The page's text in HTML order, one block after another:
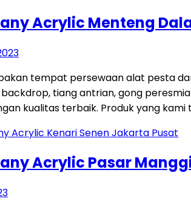
Acrylic Menteng
tempat persewaan alat pesta
tiang antrian, gong
kualitas terbaik. Produk yang kami
Acrylic Pasar